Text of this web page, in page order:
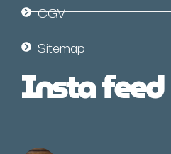
CGV
Sitemap
Insta feed